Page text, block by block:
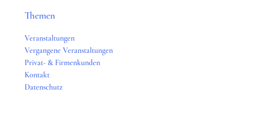
Themen
Veranstaltungen
Vergangene Veranstaltungen
Privat- & Firmenkunden
Kontakt
Datenschutz